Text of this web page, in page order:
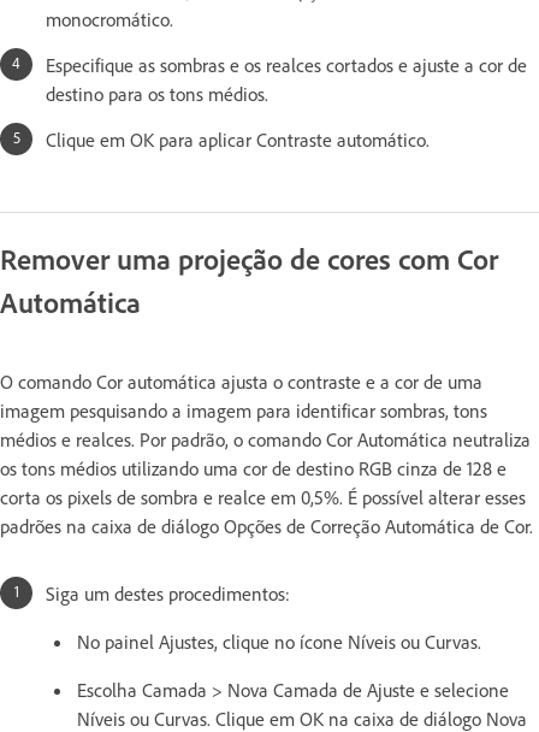
monocromático.
Especifique as sombras e os realces cortados e ajuste a cor de
destino para os tons médios.
Clique em OK para aplicar Contraste automático.
Remover uma projeção de cores com Cor
Automática
O comando Cor automática ajusta o contraste e a cor de uma
imagem pesquisando a imagem para identificar sombras, tons
médios e realces. Por padrão, o comando Cor Automática neutraliza
os tons médios utilizando uma cor de destino RGB cinza de 128 e
corta os pixels de sombra e realce em 0,5%. É possível alterar esses
padrões na caixa de diálogo Opções de Correção Automática de Cor.
Siga um destes procedimentos:
No painel Ajustes, clique no ícone Níveis ou Curvas.
Escolha Camada > Nova Camada de Ajuste e selecione
Níveis ou Curvas. Clique em OK na caixa de diálogo Nova